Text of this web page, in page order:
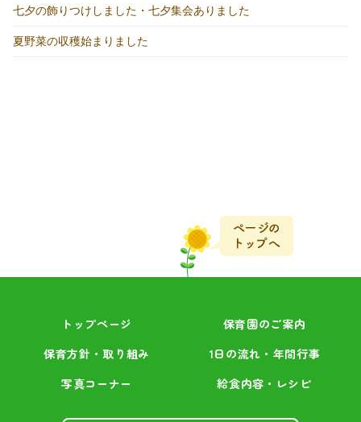
七夕の飾りつけしました・七夕集会ありました
夏野菜の収穫始まりました
トップページ
保育園のご案内
保育方針・取り組み
1日の流れ・年間行事
写真コーナー
給食内容・レシピ